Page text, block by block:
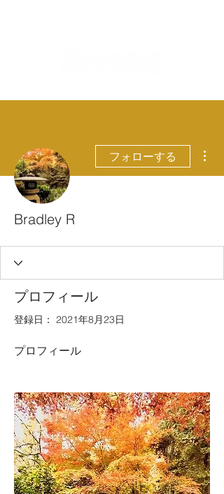
フォローする
Bradley R
プロフィール
登録日： 2021年8月23日
プロフィール